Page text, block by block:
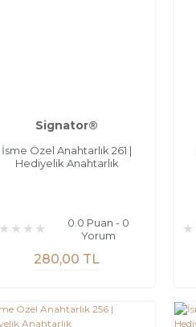
Signator®
İsme Özel Anahtarlık 261 |
Hediyelik Anahtarlık
0.0 Puan - 0
Yorum
280,00 TL